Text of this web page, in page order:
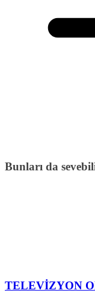
Bunları da
TELEVİZYON